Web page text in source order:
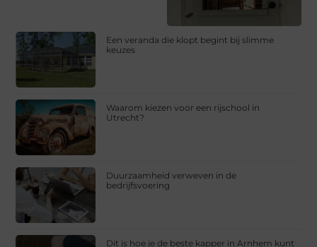
Een veranda die klopt begint bij slimme
keuzes
Waarom kiezen voor een rijschool in
Utrecht?
Duurzaamheid verweven in de
bedrijfsvoering
Dit is hoe je de beste kapper in Arnhem kunt